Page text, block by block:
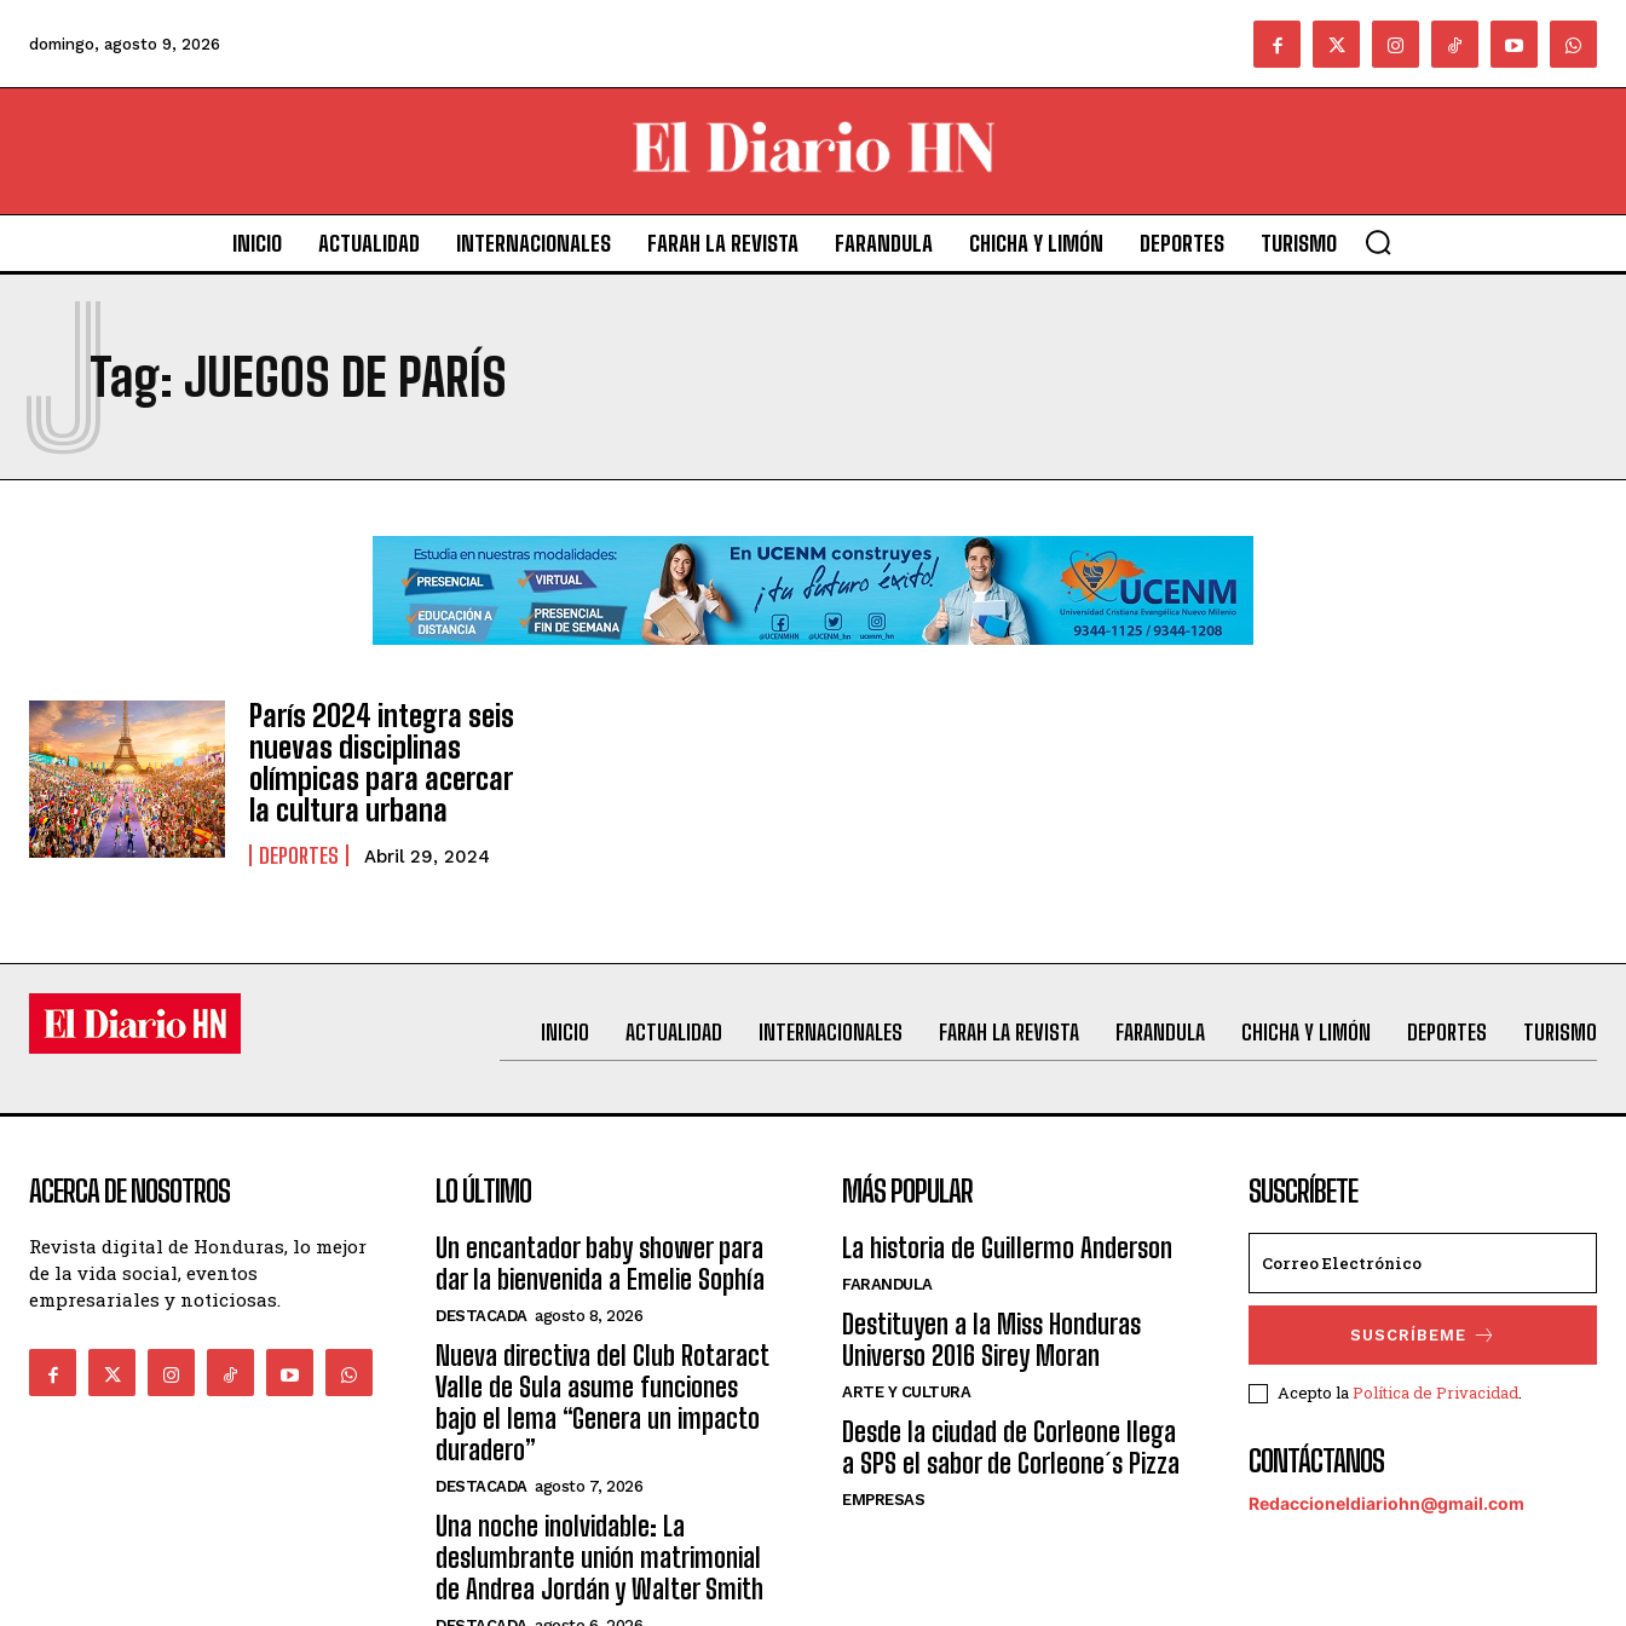
domingo, agosto 9, 2026
INICIO ACTUALIDAD INTERNACIONALES FARAH LA REVISTA FARANDULA CHICHA Y LIMÓN DEPORTES TURISMO
Tag: JUEGOS DE PARÍS
J
París 2024 integra seis
nuevas disciplinas
olímpicas para acercar
la cultura urbana
DEPORTES Abril 29, 2024
INICIO ACTUALIDAD INTERNACIONALES FARAH LA REVISTA FARANDULA CHICHA Y LIMÓN DEPORTES TURISMO
ACERCA DE NOSOTROS
Revista digital de Honduras, lo mejor
de la vida social, eventos
empresariales y noticiosas.
LO ÚLTIMO
Un encantador baby shower para
dar la bienvenida a Emelie Sophía
DESTACADA agosto 8, 2026
Nueva directiva del Club Rotaract
Valle de Sula asume funciones
bajo el lema “Genera un impacto
duradero”
DESTACADA agosto 7, 2026
Una noche inolvidable: La
deslumbrante unión matrimonial
de Andrea Jordán y Walter Smith
MÁS POPULAR
La historia de Guillermo Anderson
FARANDULA
Destituyen a la Miss Honduras
Universo 2016 Sirey Moran
ARTE Y CULTURA
Desde la ciudad de Corleone llega
a SPS el sabor de Corleone´s Pizza
EMPRESAS
SUSCRÍBETE
SUSCRÍBEME
Acepto laPolítica de Privacidad.
CONTÁCTANOS
Redaccioneldiariohn@gmail.com